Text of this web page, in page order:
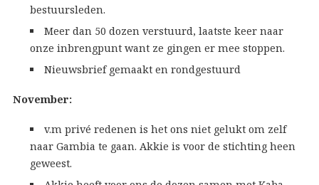
bestuursleden.
Meer dan 50 dozen verstuurd, laatste keer naar
onze inbrengpunt want ze gingen er mee stoppen.
Nieuwsbrief gemaakt en rondgestuurd
November:
v.m privé redenen is het ons niet gelukt om zelf
naar Gambia te gaan. Akkie is voor de stichting heen
geweest.